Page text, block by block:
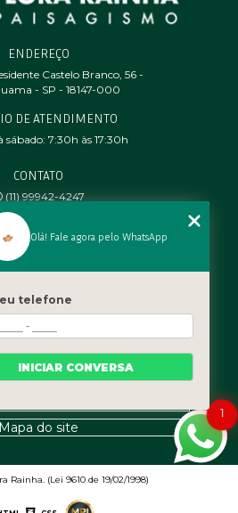
ENDEREÇO
Castelo Branco, 56 - ㅤ
- SP - 18147-000
DE ATENDIMENTO
sábado: 7:30h às 17:30h
CONTATO
(11) 99942-4247
Home
Quem Somos
Galeria
Contato
Mapa do site
Rainha. (Lei 9610 de 19/02/1998)
1
Olá! Fale agora pelo WhatsApp
telefone
INICIAR CONVERSA